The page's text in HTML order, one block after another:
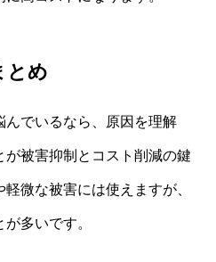
とめ
でいるなら、原因を理解
が被害抑制とコスト削減の鍵
微な被害には使えますが、
多いです。